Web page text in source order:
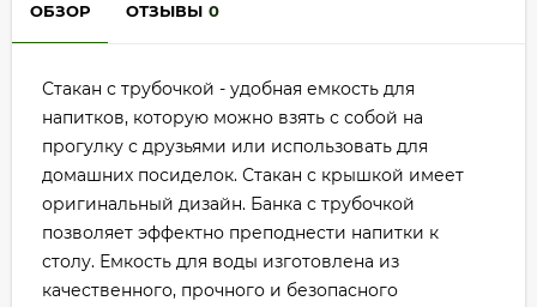
ОБЗОР ОТЗЫВЫ 0
Стакан с трубочкой - удобная емкость для
напитков, которую можно взять с собой на
прогулку с друзьями или использовать для
домашних посиделок. Стакан с крышкой имеет
оригинальный дизайн. Банка с трубочкой
позволяет эффектно преподнести напитки к
столу. Емкость для воды изготовлена из
качественного, прочного и безопасного